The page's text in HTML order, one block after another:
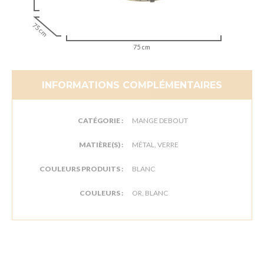
75 cm
75 cm
INFORMATIONS COMPLÉMENTAIRES
CATÉGORIE : MANGE DEBOUT
MATIÈRE(S) : MÉTAL, VERRE
COULEURS PRODUITS : BLANC
COULEURS : OR, BLANC